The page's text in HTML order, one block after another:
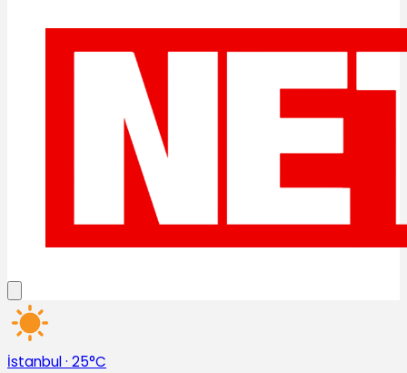
İstanbul· 25°C